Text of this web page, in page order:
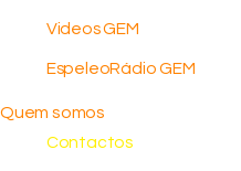
Videos GEM
EspeleoRádio GEM
Quem somos
Contactos